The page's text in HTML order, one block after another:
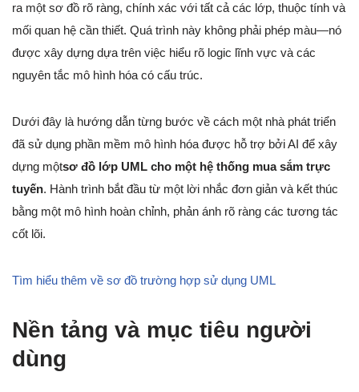
ra một sơ đồ rõ ràng, chính xác với tất cả các lớp, thuộc tính và
mối quan hệ cần thiết. Quá trình này không phải phép màu—nó
được xây dựng dựa trên việc hiểu rõ logic lĩnh vực và các
nguyên tắc mô hình hóa có cấu trúc.
Dưới đây là hướng dẫn từng bước về cách một nhà phát triển
đã sử dụng phần mềm mô hình hóa được hỗ trợ bởi AI để xây
dựng mộtsơ đồ lớp UML cho một hệ thống mua sắm trực
tuyến. Hành trình bắt đầu từ một lời nhắc đơn giản và kết thúc
bằng một mô hình hoàn chỉnh, phản ánh rõ ràng các tương tác
cốt lõi.
Tìm hiểu thêm về sơ đồ trường hợp sử dụng UML
Nền tảng và mục tiêu người
dùng